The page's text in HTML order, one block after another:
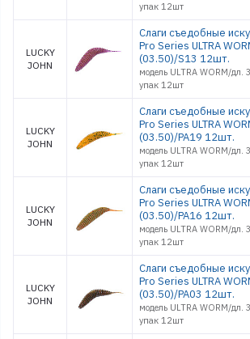
упак 12шт
LUCKY
JOHN
Слаги съедобные
Pro Series ULTRA
(03.50)/S13 12шт.
модель ULTRA WORM/
упак 12шт
LUCKY
JOHN
Слаги съедобные
Pro Series ULTRA
(03.50)/PA19 12шт.
модель ULTRA WORM/
упак 12шт
LUCKY
JOHN
Слаги съедобные
Pro Series ULTRA
(03.50)/PA16 12шт.
модель ULTRA WORM/
упак 12шт
LUCKY
JOHN
Слаги съедобные
Pro Series ULTRA
(03.50)/PA03 12шт.
модель ULTRA WORM/
упак 12шт